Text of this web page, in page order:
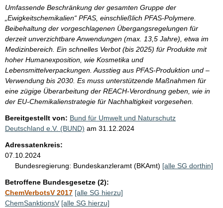
Umfassende Beschränkung der gesamten Gruppe der
„Ewigkeitschemikalien“ PFAS, einschließlich PFAS-Polymere.
Beibehaltung der vorgeschlagenen Übergangsregelungen für
derzeit unverzichtbare Anwendungen (max. 13,5 Jahre), etwa im
Medizinbereich. Ein schnelles Verbot (bis 2025) für Produkte mit
hoher Humanexposition, wie Kosmetika und
Lebensmittelverpackungen. Ausstieg aus PFAS-Produktion und –
Verwendung bis 2030. Es muss unterstützende Maßnahmen für
eine zügige Überarbeitung der REACH-Verordnung geben, wie in
der EU-Chemikalienstrategie für Nachhaltigkeit vorgesehen.
Bereitgestellt von: Bund für Umwelt und Naturschutz
Deutschland e.V. (BUND) am 31.12.2024
Adressatenkreis:
07.10.2024
Bundesregierung: Bundeskanzleramt (BKAmt) [alle SG dorthin]
Betroffene Bundesgesetze (2):
ChemVerbotsV 2017 [alle SG hierzu]
ChemSanktionsV [alle SG hierzu]